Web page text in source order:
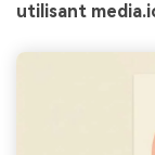
utilisant